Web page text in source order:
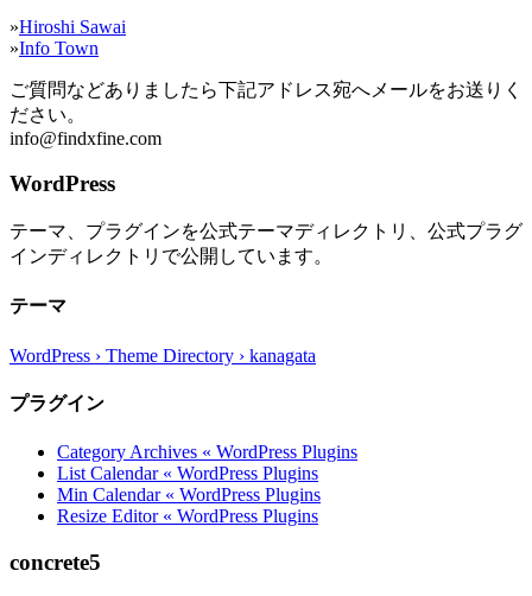
»Hiroshi Sawai
»Info Town
ご質問などありましたら下記アドレス宛へメールをお送りく
ださい。
info@findxfine.com
WordPress
テーマ、プラグインを公式テーマディレクトリ、公式プラグ
インディレクトリで公開しています。
テーマ
WordPress › Theme Directory › kanagata
プラグイン
Category Archives « WordPress Plugins
List Calendar « WordPress Plugins
Min Calendar « WordPress Plugins
Resize Editor « WordPress Plugins
concrete5